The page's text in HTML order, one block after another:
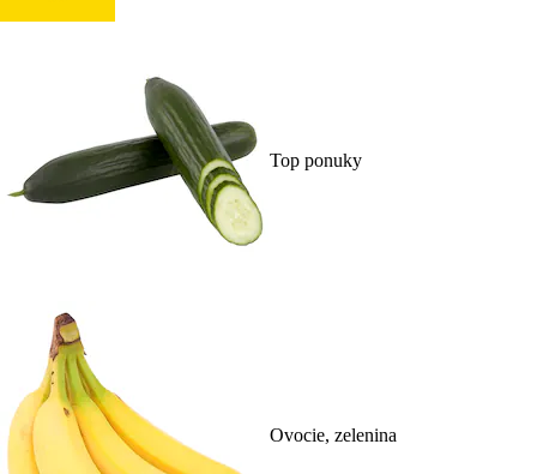
Top ponuky
Ovocie, zelenina